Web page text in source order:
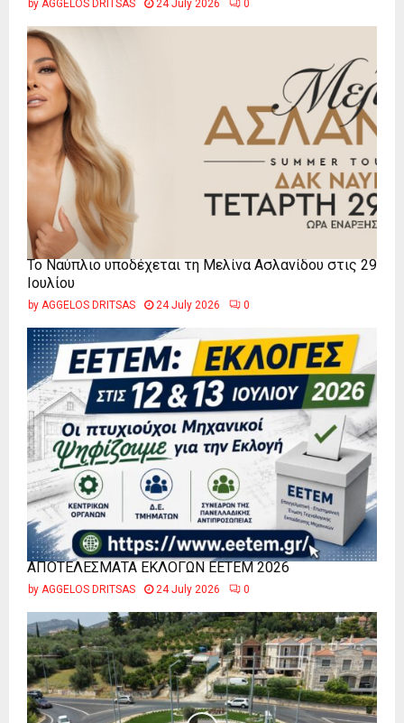
by AGGELOS DRITSAS 24 July 2026 0
Το Ναύπλιο υποδέχεται τη Μελίνα Ασλανίδου στις 29
Ιουλίου
by AGGELOS DRITSAS 24 July 2026 0
ΑΠΟΤΕΛΕΣΜΑΤΑ ΕΚΛΟΓΩΝ ΕΕΤΕΜ 2026
by AGGELOS DRITSAS 24 July 2026 0